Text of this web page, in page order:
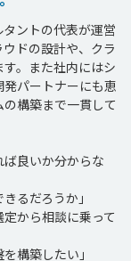
ントの代表が運営
ドの設計や、クラ
。また社内にはシ
パートナーにも恵
構築まで一貫して
ば良いか分からな
るだろうか」
から相談に乗って
構築したい」